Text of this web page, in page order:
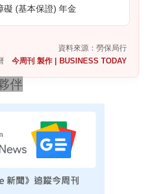
礙 (基本保證) 年金
：勞保局行
今周刊 製作 | BUSINESS TODAY
伴